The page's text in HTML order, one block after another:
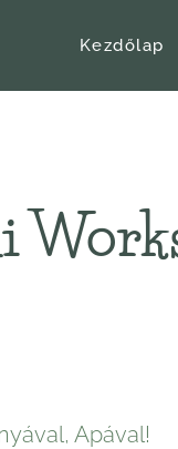
Kezdőlap
Apával!